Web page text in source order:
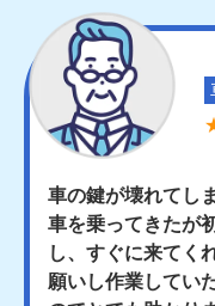
車の鍵が壊れてし
車を乗ってきたが
し、すぐに来てく
願いし作業してい